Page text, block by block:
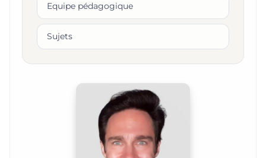
Equipe pédagogique
Sujets